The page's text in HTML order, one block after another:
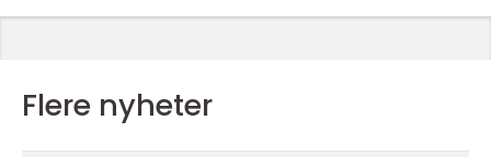
Flere nyheter